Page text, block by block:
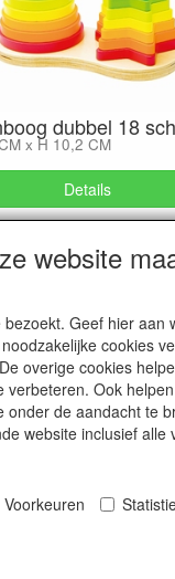
dubbel 18
x H 10,2 CM
Details
dubbel 14
x H 10 CM
Details
website
Geef hier aan
cookies
overige cookies
verbeteren. Ook
onder de aandacht te
website inclusief alle
Voorkeuren